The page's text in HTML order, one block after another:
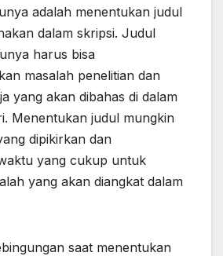
adalah menentukan judul
dalam skripsi. Judul
harus bisa
masalah penelitian dan
yang akan dibahas di dalam
Menentukan judul mungkin
dipikirkan dan
yang cukup untuk
yang akan diangkat dalam
saat menentukan